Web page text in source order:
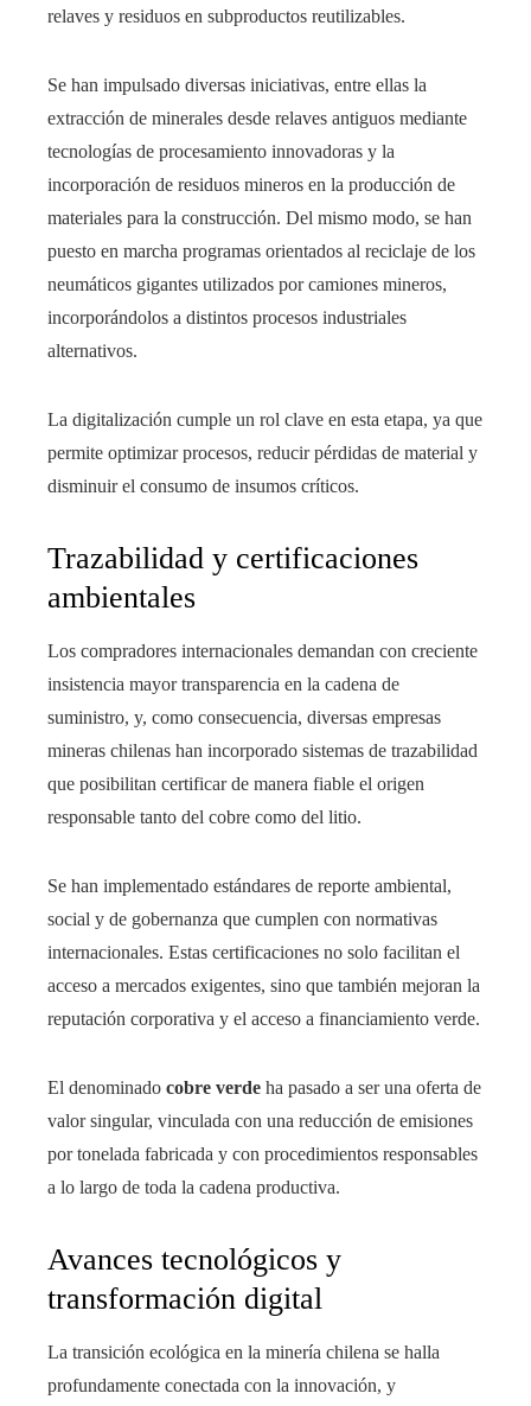
relaves y residuos en subproductos reutilizables.
Se han impulsado diversas iniciativas, entre ellas la
extracción de minerales desde relaves antiguos mediante
tecnologías de procesamiento innovadoras y la
incorporación de residuos mineros en la producción de
materiales para la construcción. Del mismo modo, se han
puesto en marcha programas orientados al reciclaje de los
neumáticos gigantes utilizados por camiones mineros,
incorporándolos a distintos procesos industriales
alternativos.
La digitalización cumple un rol clave en esta etapa, ya que
permite optimizar procesos, reducir pérdidas de material y
disminuir el consumo de insumos críticos.
Trazabilidad y certificaciones
ambientales
Los compradores internacionales demandan con creciente
insistencia mayor transparencia en la cadena de
suministro, y, como consecuencia, diversas empresas
mineras chilenas han incorporado sistemas de trazabilidad
que posibilitan certificar de manera fiable el origen
responsable tanto del cobre como del litio.
Se han implementado estándares de reporte ambiental,
social y de gobernanza que cumplen con normativas
internacionales. Estas certificaciones no solo facilitan el
acceso a mercados exigentes, sino que también mejoran la
reputación corporativa y el acceso a financiamiento verde.
El denominado cobre verde ha pasado a ser una oferta de
valor singular, vinculada con una reducción de emisiones
por tonelada fabricada y con procedimientos responsables
a lo largo de toda la cadena productiva.
Avances tecnológicos y
transformación digital
La transición ecológica en la minería chilena se halla
profundamente conectada con la innovación, y